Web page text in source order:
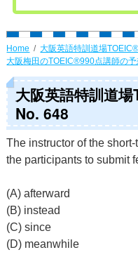
Home
大阪英語特訓道場
大阪梅田のTOEIC®990点講師の予
大阪英語特訓道
No. 648
The instructor of the
the participants to submit
(A) afterward
(B) instead
(C) since
(D) meanwhile